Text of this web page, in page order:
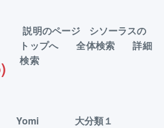
説明のページ
シソーラスの
トップへ
全体検索
詳細
検索
Yomi 大分類１